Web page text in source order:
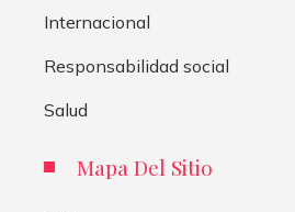
Internacional
Responsabilidad social
Salud
Mapa Del Sitio